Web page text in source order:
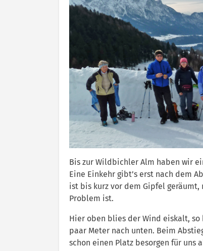
Bis zur Wildbichler Alm haben wir
Eine Einkehr gibt’s erst nach dem
ist bis kurz vor dem Gipfel
Problem ist.
Hier oben blies der Wind eiskalt,
paar Meter nach unten. Beim
schon einen Platz besorgen für uns